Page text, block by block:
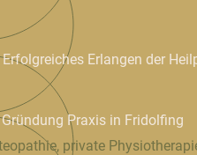
Erlangen der
Praxis in Fridolfing
private